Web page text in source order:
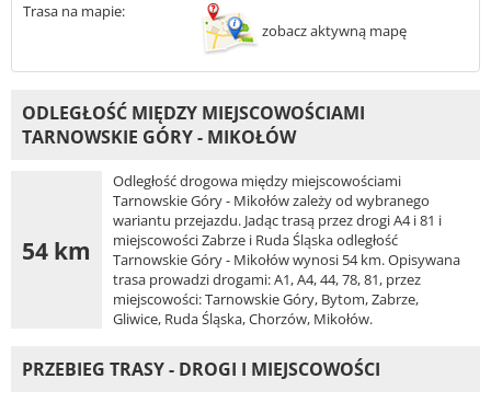
Trasa na mapie:
zobacz aktywną mapę
ODLEGŁOŚĆ MIĘDZY MIEJSCOWOŚCIAMI
TARNOWSKIE GÓRY - MIKOŁÓW
54 km
Odległość drogowa między miejscowościami
Tarnowskie Góry - Mikołów zależy od wybranego
wariantu przejazdu. Jadąc trasą przez drogi A4 i 81 i
miejscowości Zabrze i Ruda Śląska odległość
Tarnowskie Góry - Mikołów wynosi 54 km. Opisywana
trasa prowadzi drogami: A1, A4, 44, 78, 81, przez
miejscowości: Tarnowskie Góry, Bytom, Zabrze,
Gliwice, Ruda Śląska, Chorzów, Mikołów.
PRZEBIEG TRASY - DROGI I MIEJSCOWOŚCI